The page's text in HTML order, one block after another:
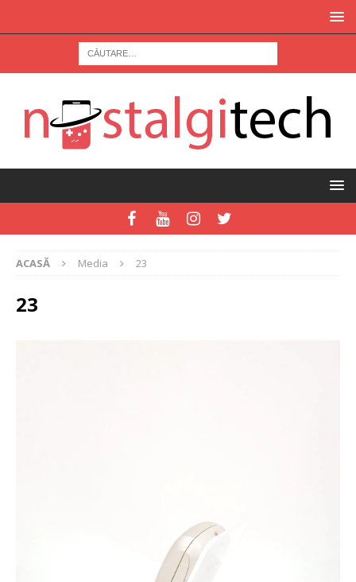
ACASĂ Media 23
23